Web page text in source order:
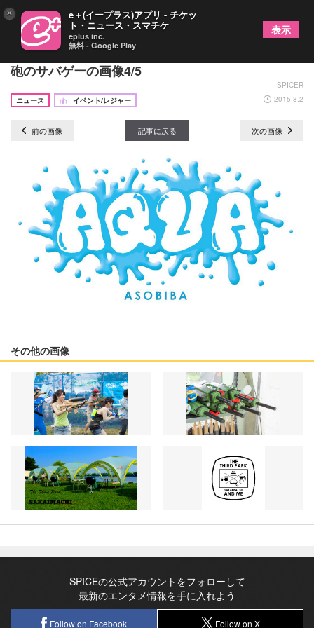
夏季限定オープン！大人も子どもも楽しめる、水鉄
砲のサバゲーの画像4/5
SPICER
ニュース
イベント/レジャー 2015.8.2
前の画像 記事に戻る 次の画像
その他の画像
SPICEの公式アカウントをフォローして
最新のエンタメ情報を手に入れよう
Follow on Facebook Follow on X
× e＋(イープラス)アプリ - チケッ
ト・ニュース・スマチケ
eplus inc.
無料 - Google Play
表示